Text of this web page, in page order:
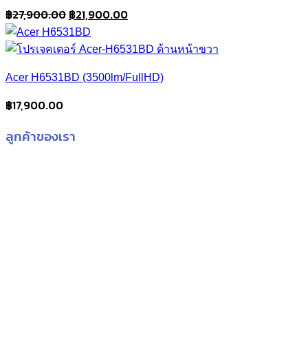
฿27,900.00 Original
price
was:
฿21,900.00Current
is:
Acer H6531BD (3500lm/FullHD)
฿17,900.00
ลูกค้าของเรา